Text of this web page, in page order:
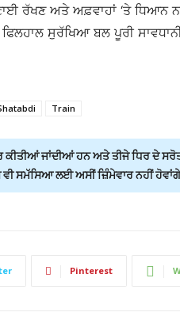
ਰੱਖਣ ਅਤੇ ਅਫ਼ਵਾਹਾਂ ‘ਤੇ ਧਿਆਨ
ਸੁਰੱਖਿਆ ਬਲ ਪੂਰੀ
Train
ਜਾਂਦੀਆਂ ਹਨ ਅਤੇ ਤੀਜੇ ਧਿਰ ਦੇ
ਸਮੱਸਿਆ ਲਈ ਅਸੀਂ ਜ਼ਿੰਮੇਵਾਰ ਨਹੀਂ
Pinterest